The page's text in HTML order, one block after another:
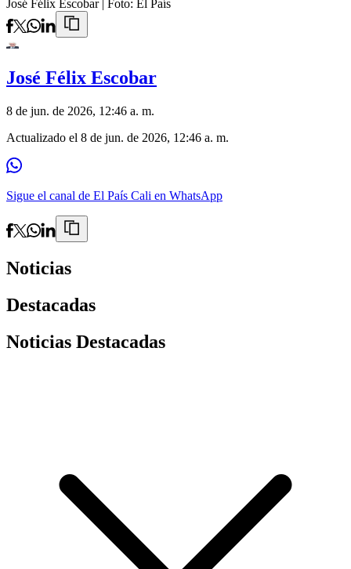
José Félix Escobar | Foto: El País
José Félix Escobar
8 de jun. de 2026, 12:46 a. m.
Actualizado el 8 de jun. de 2026, 12:46 a. m.
Sigue el canal de El País Cali en WhatsApp
Noticias
Destacadas
Noticias Destacadas